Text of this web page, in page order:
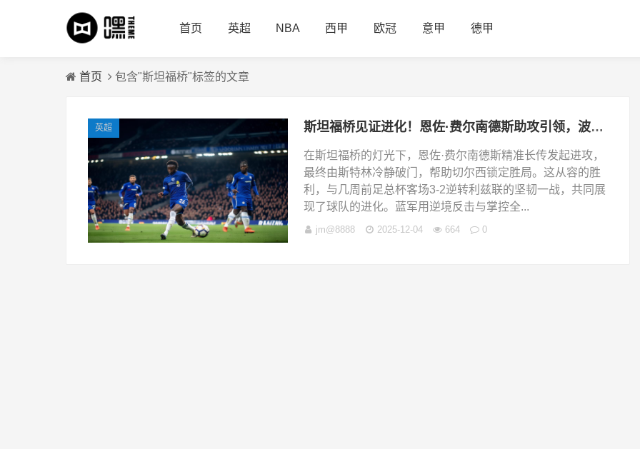
首页 英超 NBA 西甲 欧冠 意甲 德甲
首页 包含"斯坦福桥"标签的文章
英超 斯坦福桥见证进化！恩佐·费尔南德斯助攻引领，波切蒂诺的切尔西再战利兹联
在斯坦福桥的灯光下，恩佐·费尔南德斯精准长传发起进攻，
最终由斯特林冷静破门，帮助切尔西锁定胜局。这从容的胜
利，与几周前足总杯客场3-2逆转利兹联的坚韧一战，共同展
现了球队的进化。蓝军用逆境反击与掌控全...
jm@8888 2025-12-04 664 0